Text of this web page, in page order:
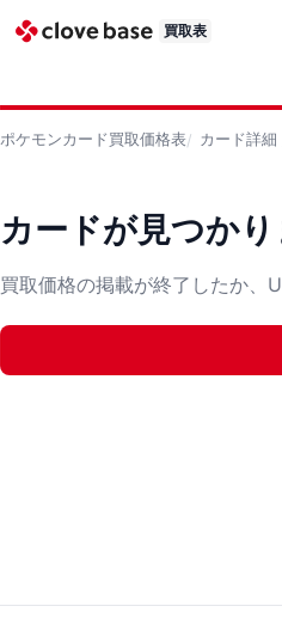
買取表
ポケモンカード買取価格表 カード詳細
カードが見つか
買取価格の掲載が終了したか、